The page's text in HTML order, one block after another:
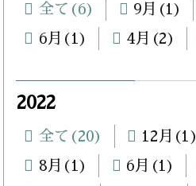
全て(6) 9月(1)
6月(1)
4月(2)
2022
全て(20) 12月(1)
8月(1)
6月(1)